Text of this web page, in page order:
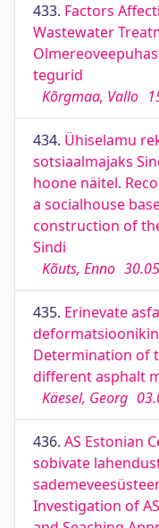
433. Factors
Wastewater
tegurid
Kõrgmaa, Vallo
434. Ühiselamu
sotsiaalmajaks
hoone näitel.
a socialhouse
construction of
Sindi
Kõuts, Enno
435. Erinevate
Determination of
different asphalt
Käesel, Georg
436. AS Estonian
sobivate
Investigation of